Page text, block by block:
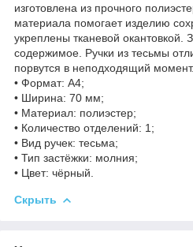
изготовлена из прочного
материала помогает изделию
укреплены тканевой
содержимое. Ручки из тесьмы
порвутся в неподходящий момент.
• Формат: А4;
• Ширина: 70 мм;
• Материал: полиэстер;
• Количество отделений: 1;
• Вид ручек: тесьма;
• Тип застёжки: молния;
• Цвет: чёрный.
Скрыть